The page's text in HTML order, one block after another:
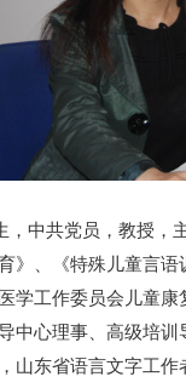
，中共党员， 教授，
》 《特殊儿童言语
学工作委员会儿童
中心理事、高级培
山东省语言文字工